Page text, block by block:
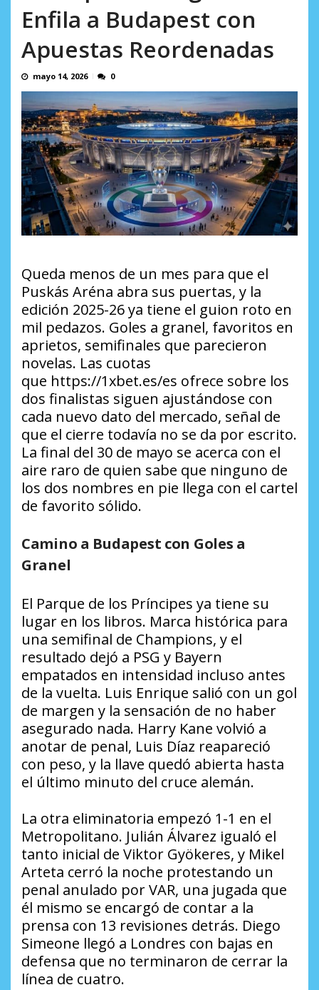
Enfila a Budapest con
Apuestas Reordenadas
mayo 14, 2026 0
Queda menos de un mes para que el
Puskás Aréna abra sus puertas, y la
edición 2025-26 ya tiene el guion roto en
mil pedazos. Goles a granel, favoritos en
aprietos, semifinales que parecieron
novelas. Las cuotas
que https://1xbet.es/es ofrece sobre los
dos finalistas siguen ajustándose con
cada nuevo dato del mercado, señal de
que el cierre todavía no se da por escrito.
La final del 30 de mayo se acerca con el
aire raro de quien sabe que ninguno de
los dos nombres en pie llega con el cartel
de favorito sólido.
Camino a Budapest con Goles a
Granel
El Parque de los Príncipes ya tiene su
lugar en los libros. Marca histórica para
una semifinal de Champions, y el
resultado dejó a PSG y Bayern
empatados en intensidad incluso antes
de la vuelta. Luis Enrique salió con un gol
de margen y la sensación de no haber
asegurado nada. Harry Kane volvió a
anotar de penal, Luis Díaz reapareció
con peso, y la llave quedó abierta hasta
el último minuto del cruce alemán.
La otra eliminatoria empezó 1-1 en el
Metropolitano. Julián Álvarez igualó el
tanto inicial de Viktor Gyökeres, y Mikel
Arteta cerró la noche protestando un
penal anulado por VAR, una jugada que
él mismo se encargó de contar a la
prensa con 13 revisiones detrás. Diego
Simeone llegó a Londres con bajas en
defensa que no terminaron de cerrar la
línea de cuatro.